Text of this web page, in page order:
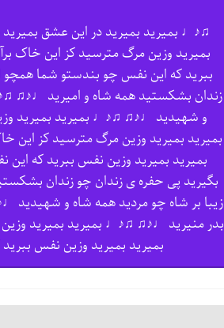
♫♪♩ بمیرید بمیرید در این عشق
بمیرید وزین مرگ مترسید کز این خاک
ببرید که این نفس چو بندستو شما
زندان بشکستید همه شاه و امیرید ♩♪♫
و شهیدید ♩♪♫ ♫♪♩ بمیرید بمیرید
بمیرید بمیرید وزین مرگ مترسید کز
بمیرید بمیرید وزین نفس ببرید که
بگیرید پی حفره ی زندان چو زندان
زیبا بر شاه چو مردید همه شاه و شهیدید
بدر منیرید ♩♪♫ ♫♪♩ بمیرید بمیرید
بمیرید بمیرید وزین نفس